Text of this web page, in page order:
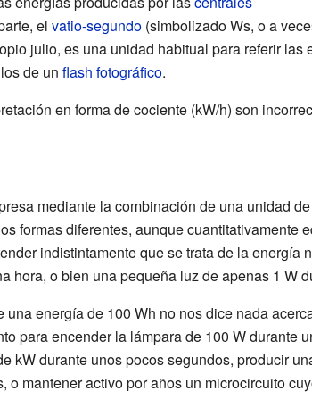
el vatio-segundo(simbolizado Ws, o a
julio, es una unidad habitual para referir las
de un flash fotográfico.
en forma de cociente (kW/h) son
mediante la combinación de una unidad
formas diferentes, aunque cuantitativamente
indistintamente que se trata de la energía
hora, o bien una pequeña luz de apenas 1 W
una energía de 100 Wh no nos dice nada
para encender la lámpara de 100 W durante
kW durante unos pocos segundos, producir
mantener activo por años un microcircuito